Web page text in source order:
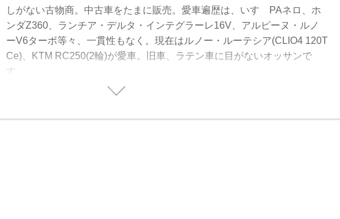
しがない古物商。中古車をたまに販売。愛車遍歴は、いすゞPAネロ、ホ
ンダZ360、ランチア・デルタ・インテグラーレ16V、アルピーヌ・ルノ
ーV6ターボ等々、一貫性もなく。現在はルノー・ルーテシア(CLIO4 120T
Ce)、KTM RC250(2輪)が愛車。旧車、ラテン車に目がないオッサンで
す。